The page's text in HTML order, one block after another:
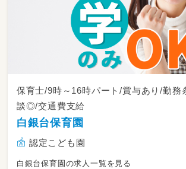
保育士/9時～16時パート/賞与あり/勤務
談◎/交通費支給
白銀台保育園
認定こども園
白銀台保育園の求人一覧を見る